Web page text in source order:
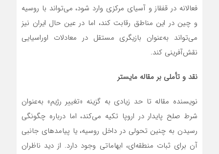
فعالانه در قفقاز و آسیای مرکزی وارد شود، می‌تواند با روسیه
و چین در این مناطق رقابت کند، اما در عین حال ایران نیز
می‌تواند به‌عنوان بازیگری مستقل در معادلات اوراسیایی
نقش‌آفرینی کند.
نقد و تأملی بر مقاله مایستر
نویسنده مقاله تا حد زیادی به گزینه «تغییر رژیم» به‌عنوان
شرط صلح پایدار در اروپا تکیه می‌کند، اما درباره چگونگی
رسیدن به چنین تحولی در داخل روسیه، یا پیامدهای جانبی
آن برای ثبات منطقه‌ای، ابهاماتی وجود دارد. از دید ناظران